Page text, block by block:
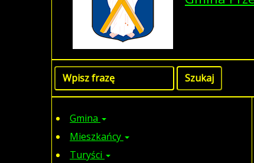
Gmina
Mieszkańcy
Turyści